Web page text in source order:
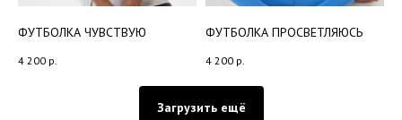
ФУТБОЛКА ЧУВСТВУЮ
4 200 р.
ФУТБОЛКА ПРОСВЕТЛЯЮСЬ
4 200 р.
Загрузить ещё